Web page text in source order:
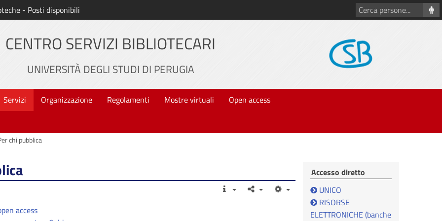
- Posti disponibili
Cerca
persone
CENTRO SERVIZI BIBLIOTECARI
UNIVERSITÀ DEGLI STUDI DI PERUGIA
Servizi Organizzazione Regolamenti Mostre virtuali
Open access
chi pubblica
access
Accesso diretto
UNICO
RISORSE
ELETTRONICHE (banche